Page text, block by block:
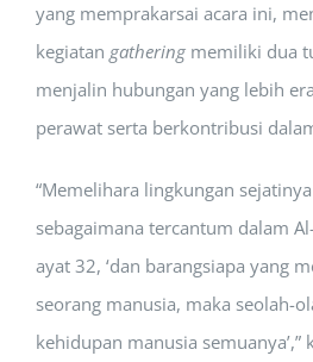
yang memprakarsai acara ini,
kegiatan gatheringmemiliki dua
menjalin hubungan yang lebih
perawat serta berkontribusi
“Memelihara lingkungan
sebagaimana tercantum dalam
ayat 32, ‘dan barangsiapa yang
seorang manusia, maka seolah-
kehidupan manusia semuanya’,”